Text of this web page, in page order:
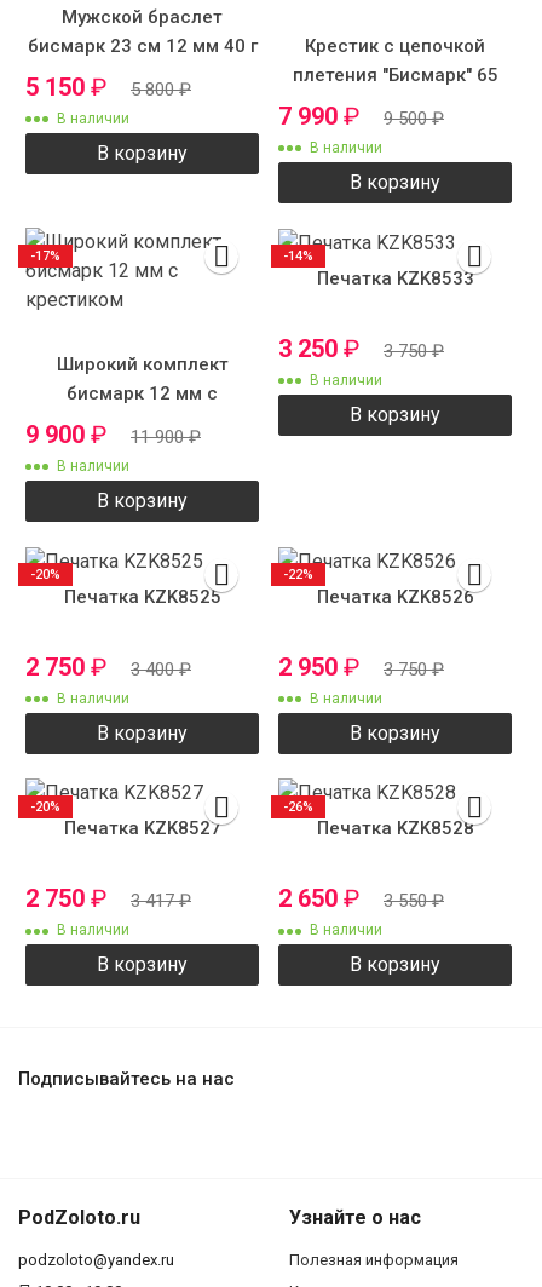
Мужской браслет
бисмарк 23 см 12 мм 40 г
5 150 ₽ 5 800₽
В наличии
В корзину
Крестик с цепочкой
плетения "Бисмарк" 65
см 12 мм 120 грамм
7 990 ₽ 9 500₽
В наличии
В корзину
Широкий комплект
бисмарк 12 мм с
крестиком
9 900 ₽ 11 900₽
В наличии
В корзину
-17%
Печатка KZK8533
3 250 ₽ 3 750₽
В наличии
В корзину
-14%
Печатка KZK8525
2 750 ₽ 3 400₽
В наличии
В корзину
-20%
Печатка KZK8526
2 950 ₽ 3 750₽
В наличии
В корзину
-22%
Печатка KZK8527
2 750 ₽ 3 417₽
В наличии
В корзину
-20%
Печатка KZK8528
2 650 ₽ 3 550₽
В наличии
В корзину
-26%
Подписывайтесь на нас
PodZoloto.ru
podzoloto@yandex.ru
Узнайте о нас
Полезная информация